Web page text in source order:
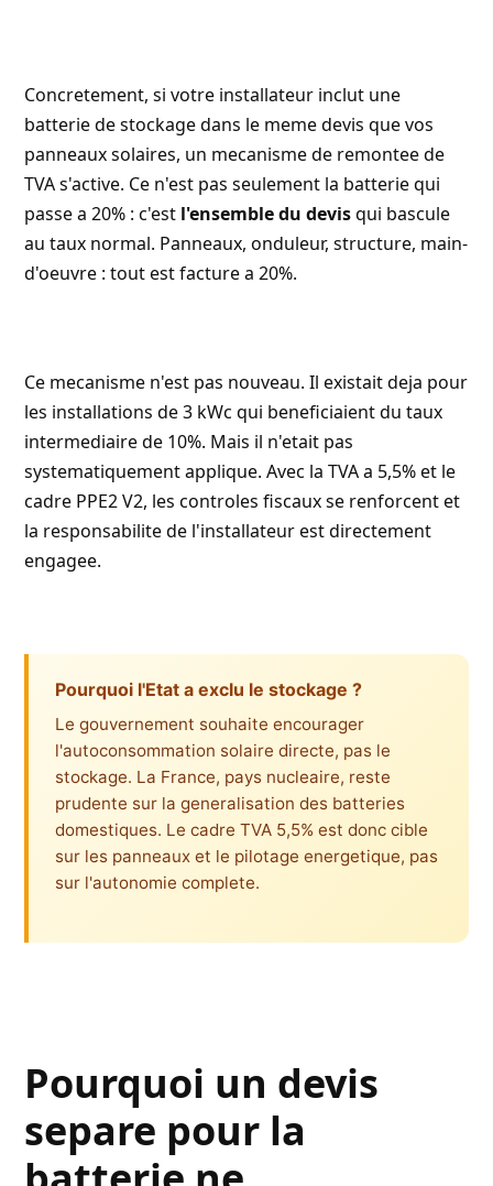
Concretement, si votre installateur inclut une
batterie de stockage dans le meme devis que vos
panneaux solaires, un mecanisme de remontee de
TVA s'active. Ce n'est pas seulement la batterie qui
passe a 20% : c'est l'ensemble du devisqui bascule
au taux normal. Panneaux, onduleur, structure, main-
d'oeuvre : tout est facture a 20%.
Ce mecanisme n'est pas nouveau. Il existait deja pour
les installations de 3 kWc qui beneficiaient du taux
intermediaire de 10%. Mais il n'etait pas
systematiquement applique. Avec la TVA a 5,5% et le
cadre PPE2 V2, les controles fiscaux se renforcent et
la responsabilite de l'installateur est directement
engagee.
Pourquoi l'Etat a exclu le stockage ?
Le gouvernement souhaite encourager
l'autoconsommation solaire directe, pas le
stockage. La France, pays nucleaire, reste
prudente sur la generalisation des batteries
domestiques. Le cadre TVA 5,5% est donc cible
sur les panneaux et le pilotage energetique, pas
sur l'autonomie complete.
Pourquoi un devis
separe pour la